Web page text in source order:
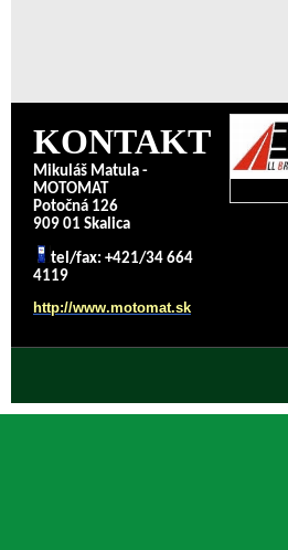
KONTAKT
Mikuláš Matula -
MOTOMAT
Potočná 126
909 01 Skalica
tel/fax: +421/34 664
4119
http://www.motomat.sk